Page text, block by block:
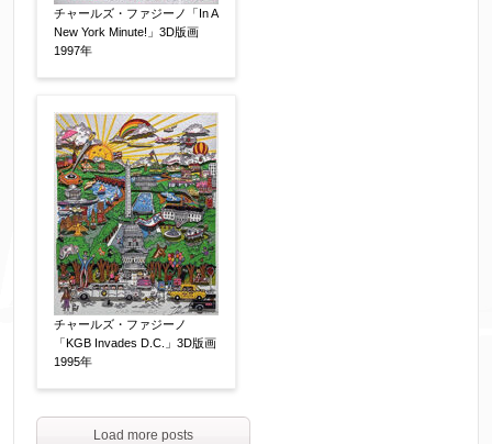
チャールズ・ファジーノ「In A
New York Minute!」3D版画
1997年
チャールズ・ファジーノ
「KGB Invades D.C.」3D版画
1995年
Load more posts